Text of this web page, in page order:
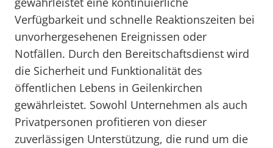
Verfügbarkeit und schnelle Reaktionszeiten bei
unvorhergesehenen Ereignissen oder
Notfällen. Durch den Bereitschaftsdienst wird
die Sicherheit und Funktionalität des
öffentlichen Lebens in Geilenkirchen
gewährleistet. Sowohl Unternehmen als auch
Privatpersonen profitieren von dieser
zuverlässigen Unterstützung, die rund um die